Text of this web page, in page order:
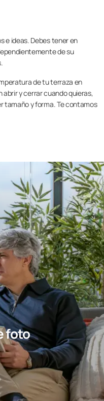
e ideas. Debes tener en
de su
de tu terraza en
y cerrar cuando quieras,
tamaño y forma. Te contamos
foto